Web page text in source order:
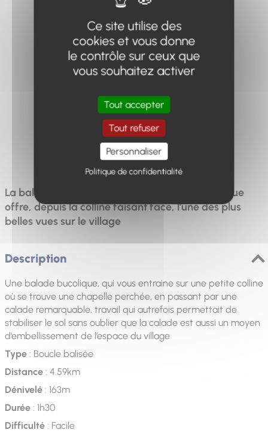
Distance
4.59km
Dénivelé
163m
Durée
1h30
Difficulté
Facile
La balade de la chapelle Notre-Dame de Bellevue
offre, depuis la colline faisant face, l’une des plus
belles vues sur le village
Description
Une balade bucolique, qui vous entraine sur une petite colline
où se trouve une chapelle perchée, en passant par une
calade remarquable, travail qui autrefois permettait de
stabiliser le sol sans oublier que la calade est aussi un moyen
d’embellissement de l’espace du village
Type: Boucle balisée
Distance: 4.59km
Dénivelé: 163m
Durée: 1h30
Difficulté: Facile
Ce site utilise des
cookies et vous donne
le contrôle sur ceux que
vous souhaitez activer
Tout accepter
Tout refuser
Personnaliser
Politique de confidentialité